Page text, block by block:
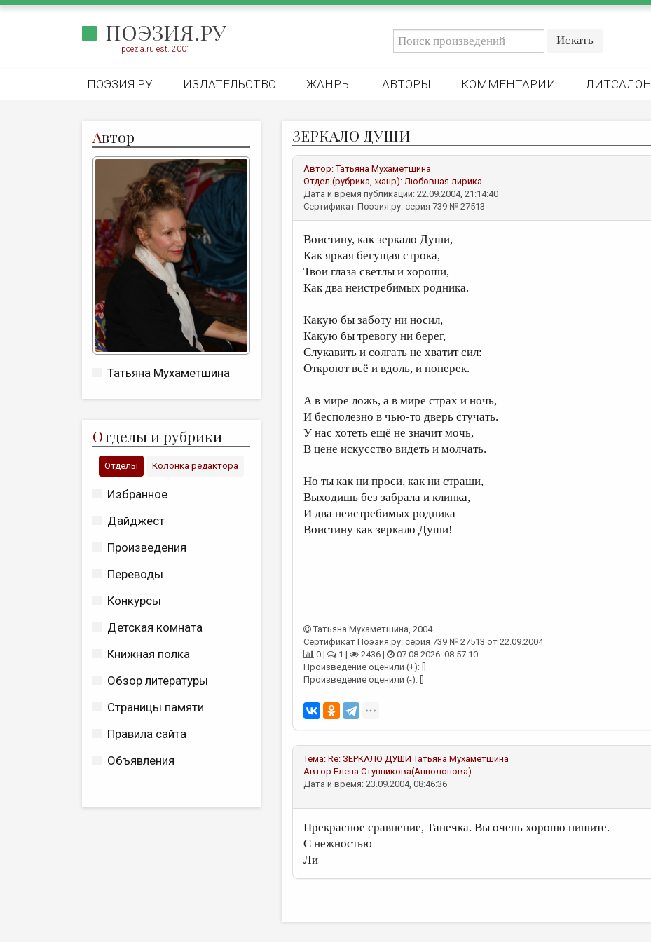
ПОЭЗИЯ.РУ
poezia.ru est. 2001
ПОЭЗИЯ.РУ ИЗДАТЕЛЬСТВО ЖАНРЫ АВТОРЫ КОММЕНТАРИИ ЛИТСАЛОН
Автор
Татьяна Мухаметшина
Отделы и рубрики
Отделы Колонка редактора
Избранное
Дайджест
Произведения
Переводы
Конкурсы
Детская комната
Книжная полка
Обзор литературы
Страницы памяти
Правила сайта
Объявления
ЗЕРКАЛО ДУШИ
Автор:Татьяна Мухаметшина
Отдел (рубрика, жанр):Любовная лирика
Дата и время публикации: 22.09.2004, 21:14:40
Сертификат Поэзия.ру: серия 739 № 27513
Воистину, как зеркало Души,
Как яркая бегущая строка,
Твои глаза светлы и хороши,
Как два неистребимых родника.
Какую бы заботу ни носил,
Какую бы тревогу ни берег,
Слукавить и солгать не хватит сил:
Откроют всё и вдоль, и поперек.
А в мире ложь, а в мире страх и ночь,
И бесполезно в чью-то дверь стучать.
У нас хотеть ещё не значит мочь,
В цене искусство видеть и молчать.
Но ты как ни проси, как ни страши,
Выходишь без забрала и клинка,
И два неистребимых родника
Воистину как зеркало Души!
Татьяна Мухаметшина, 2004
Сертификат Поэзия.ру: серия 739 № 27513 от 22.09.2004
0 |
1 | 2436 |
07.08.2026. 08:57:10
Произведение оценили (+): []
Произведение оценили (-): []
Тема: Re: ЗЕРКАЛО ДУШИ Татьяна Мухаметшина
Автор Елена Ступникова(Апполонова)
Дата и время: 23.09.2004, 08:46:36
Прекрасное сравнение, Танечка. Вы очень хорошо пишите.
С нежностью
Ли